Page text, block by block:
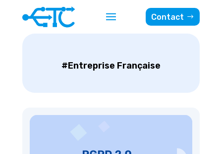
Contact
#Entreprise Française